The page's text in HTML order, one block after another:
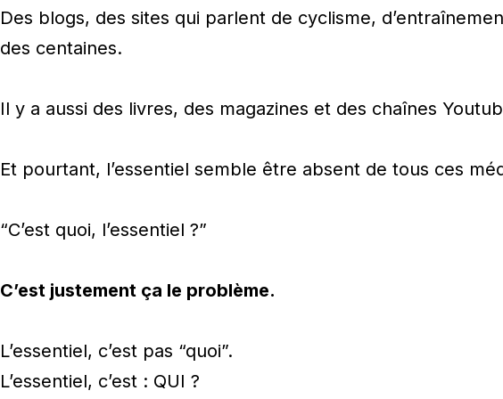
Des blogs, des sites qui parlent de cyclisme,
des centaines.
Il y a aussi des livres, des magazines et des chaînes
Et pourtant, l’essentiel semble être absent de tous ces
“C’est quoi, l’essentiel ?”
C’est justement ça le problème.
L’essentiel, c’est pas “quoi”.
L’essentiel, c’est : QUI ?